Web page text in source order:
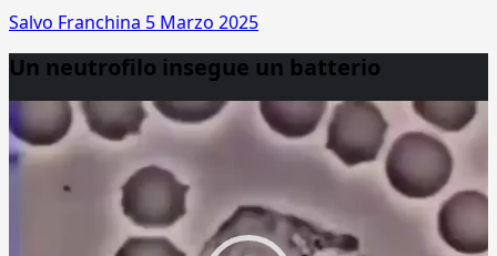
Salvo Franchina 5 Marzo 2025
Un neutrofilo insegue un batterio
Player